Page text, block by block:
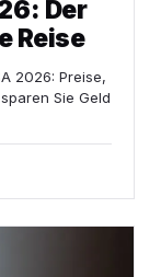
Der
Reise
2026: Preise,
Sie Geld